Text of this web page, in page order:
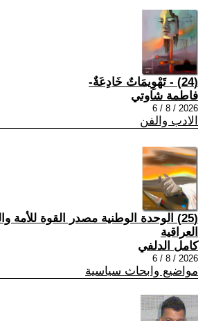
(24) - تَهْوِيمَاتٌ خَادِعَةٌ-
فاطمة شاوتي
2026 / 8 / 6
الادب والفن
(25) الوحدة الوطنية مصدر القوة للأمة
العراقية
كامل الدلفي
2026 / 8 / 6
مواضيع وابحاث سياسية